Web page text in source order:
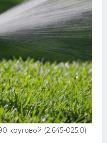
круговой (2.645-025.0)